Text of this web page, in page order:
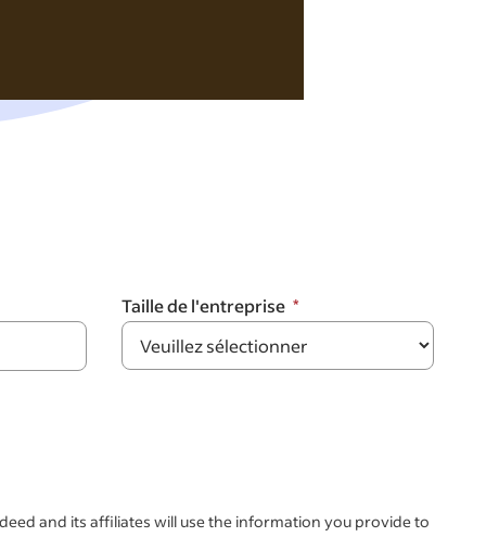
Taille de l'entreprise
and its affiliates will use the information you provide to